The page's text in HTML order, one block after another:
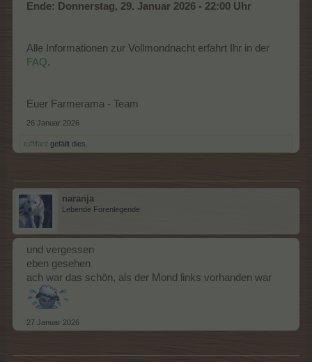
Ende: Donnerstag, 29. Januar 2026 - 22:00 Uhr
Alle Informationen zur Vollmondnacht erfahrt Ihr in der
FAQ.
Euer Farmerama - Team
26 Januar 2026
tuffifant gefällt dies.
naranja
Lebende Forenlegende
und vergessen
eben gesehen
ach war das schön, als der Mond links vorhanden war
27 Januar 2026